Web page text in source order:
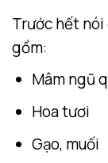
Trước hết nói
gồm:
Mâm ngũ
Hoa tươi
Gạo, muối